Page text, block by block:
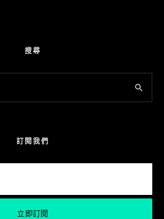
搜尋
訂閱我們